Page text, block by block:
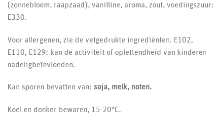
(zonnebloem, raapzaad), vanilline, aroma, zout, voedingszuur:
E330.
Voor allergenen, zie de vetgedrukte ingrediënten. E102,
E110, E129: kan de activiteit of oplettendheid van kinderen
nadeligbeïnvloeden.
Kan sporen bevatten van: soja, melk, noten.
Koel en donker bewaren, 15-20°C.